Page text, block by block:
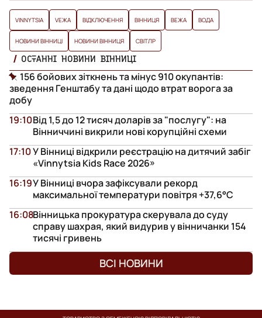
VINNYTSIA VЕЖА ВІДКЛЮЧЕННЯ ВІННИЦЯ ВЕЖА ВОДА
НОВИНИ ВІННИЦІ НОВИНИ ВІННИЦЯ СВІТЛР
ОСТАННІ НОВИНИ ВІННИЦІ
156 бойових зіткнень та мінус 910 окупантів:
зведення Генштабу та дані щодо втрат ворога за
добу
Від 1,5 до 12 тисяч доларів за "послугу": на
Вінниччині викрили нові корупційні схеми
19:10
У Вінниці відкрили реєстрацію на дитячий забіг
«Vinnytsia Kids Race 2026»
17:10
У Вінниці вчора зафіксували рекорд
максимальної температури повітря +37,6°С
16:19
Вінницька прокуратура скерувала до суду
справу шахрая, який видурив у вінничанки 154
тисячі гривень
16:08
ВСІ НОВИНИ